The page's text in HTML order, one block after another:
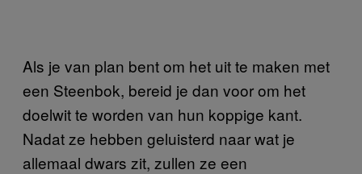
Als je van plan bent om het uit te maken met
een Steenbok, bereid je dan voor om het
doelwit te worden van hun koppige kant.
Nadat ze hebben geluisterd naar wat je
allemaal dwars zit, zullen ze een